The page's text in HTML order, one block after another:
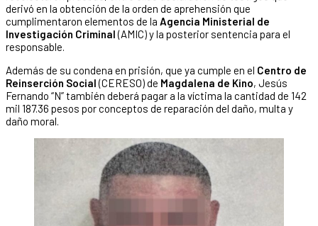
derivó en la obtención de la orden de aprehensión que
cumplimentaron elementos de la Agencia Ministerial de
Investigación Criminal(AMIC) y la posterior sentencia para el
responsable.
Además de su condena en prisión, que ya cumple en el Centro de
Reinserción Social(CERESO) de Magdalena de Kino, Jesús
Fernando “N” también deberá pagar a la víctima la cantidad de 142
mil 187.36 pesos por conceptos de reparación del daño, multa y
daño moral.